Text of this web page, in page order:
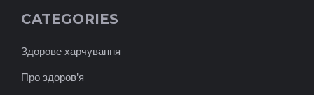
CATEGORIES
Здорове харчування
Про здоров'я